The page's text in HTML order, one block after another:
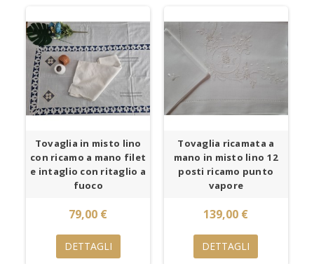
Tovaglia in misto lino
con ricamo a mano filet
e intaglio con ritaglio a
fuoco
79,00 €
DETTAGLI
Tovaglia ricamata a
mano in misto lino 12
posti ricamo punto
vapore
139,00 €
DETTAGLI